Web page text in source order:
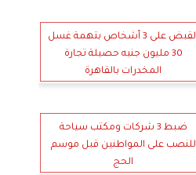
القبض على 3 أشخاص بتهمة غسل
30 مليون جنيه حصيلة تجارة
المخدرات بالقاهرة
ضبط 3 شركات ومكتب سياحة
للنصب على المواطنين قبل موسم
الحج